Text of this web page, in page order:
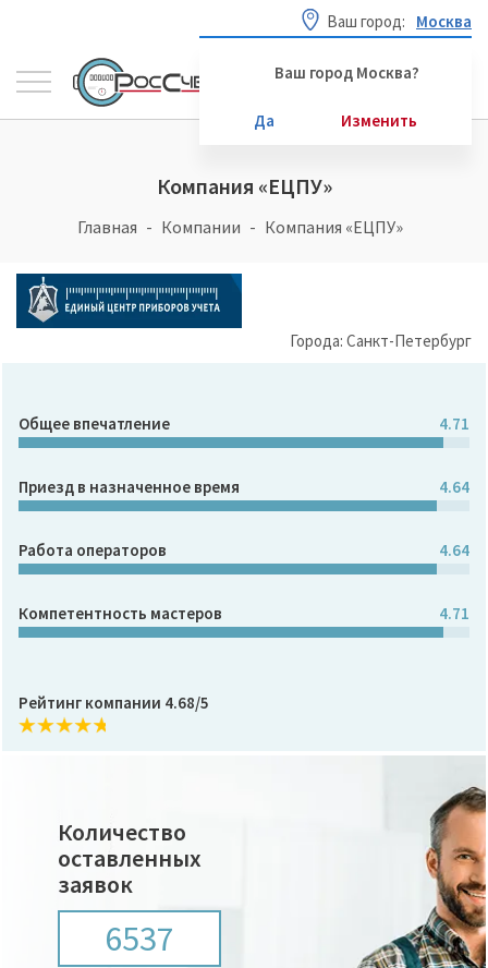
Ваш город: Москва
Ваш город Москва?
Да Изменить
Компания «ЕЦПУ»
Главная Компании Компания «ЕЦПУ»
Города: Санкт-Петербург
Общее впечатление 4.71
Приезд в назначенное время 4.64
Работа операторов 4.64
Компетентность мастеров 4.71
Рейтинг компании 4.68/5
Количество
оставленных
заявок
6537